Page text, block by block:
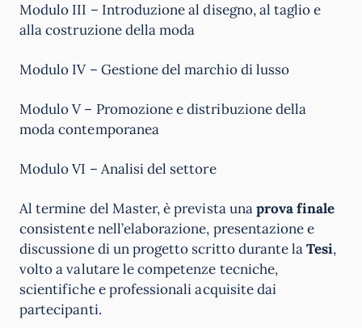
Modulo III – Introduzione al disegno, al taglio e
alla costruzione della moda
Modulo IV – Gestione del marchio di lusso
Modulo V – Promozione e distribuzione della
moda contemporanea
Modulo VI – Analisi del settore
Al termine del Master, è prevista unaprova finale
consistente nell’elaborazione, presentazione e
discussione di un progetto scritto durante laTesi,
volto a valutare le competenze tecniche,
scientifiche e professionali acquisite dai
partecipanti.